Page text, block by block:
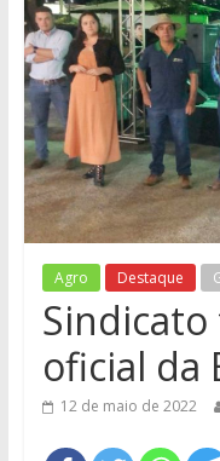
Região
Agro Destaque
oficial da
12 de maio de 2022